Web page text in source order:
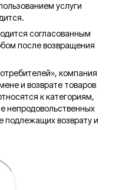
услуги
согласованным
после возвращения
компания
и возврате товаров
к категориям,
непродовольственных
подлежащих возврату и